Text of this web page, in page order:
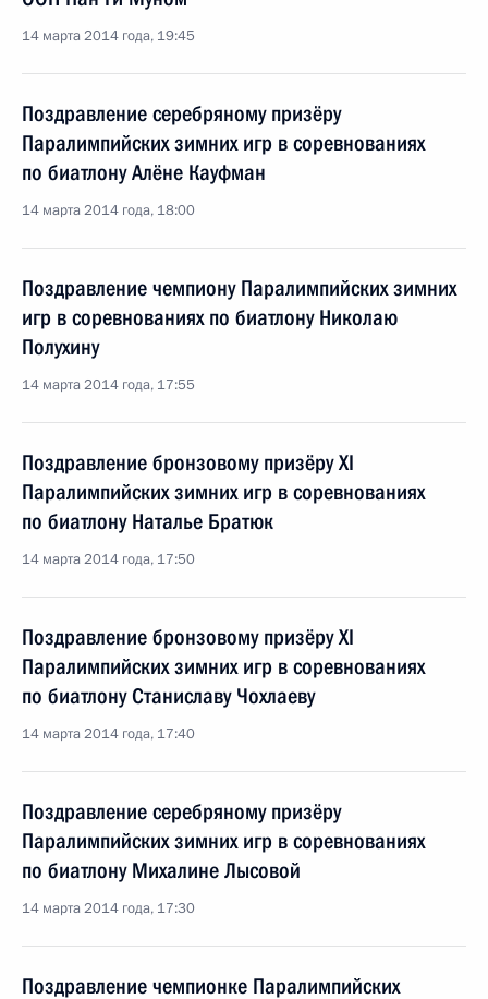
14 марта 2014 года, 19:45
Поздравление серебряному призёру
Паралимпийских зимних игр в соревнованиях
по биатлону Алёне Кауфман
14 марта 2014 года, 18:00
Поздравление чемпиону Паралимпийских зимних
игр в соревнованиях по биатлону Николаю
Полухину
14 марта 2014 года, 17:55
Поздравление бронзовому призёру XI
Паралимпийских зимних игр в соревнованиях
по биатлону Наталье Братюк
14 марта 2014 года, 17:50
Поздравление бронзовому призёру XI
Паралимпийских зимних игр в соревнованиях
по биатлону Станиславу Чохлаеву
14 марта 2014 года, 17:40
Поздравление серебряному призёру
Паралимпийских зимних игр в соревнованиях
по биатлону Михалине Лысовой
14 марта 2014 года, 17:30
Поздравление чемпионке Паралимпийских